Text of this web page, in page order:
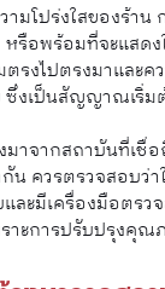
ามโปร่งใสของร้าน
รือพร้อมที่จะแสด
ตรงไปตรงมาและ
ซึ่งเป็นสัญญาณเริ่
าจากสถาบันที่เชื่อ
น ควรตรวจสอบว่
ละมีเครื่องมือตรว
าะการปรับปรุงคุ